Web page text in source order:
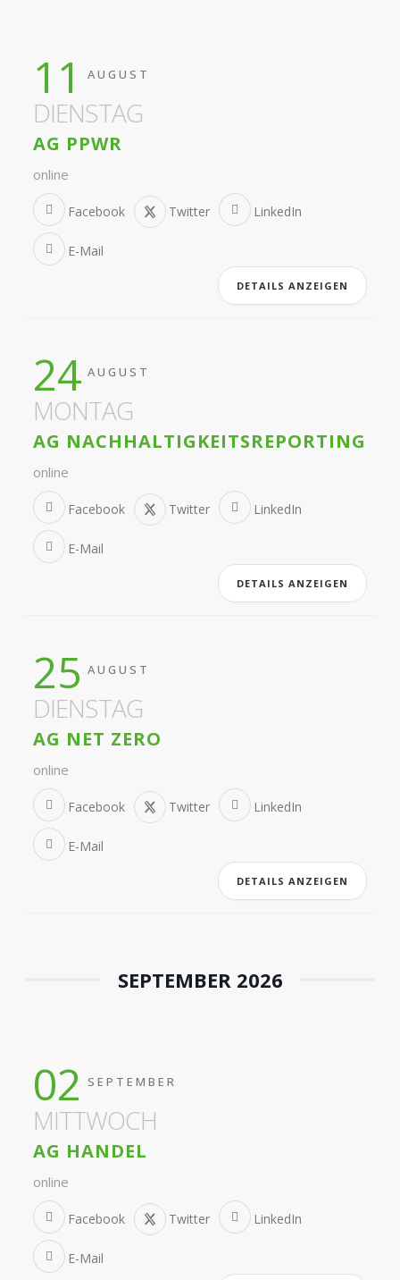
11 AUGUST
DIENSTAG
AG PPWR
online
Facebook Twitter LinkedIn
E-Mail
DETAILS ANZEIGEN
24 AUGUST
MONTAG
AG NACHHALTIGKEITSREPORTING
online
Facebook Twitter LinkedIn
E-Mail
DETAILS ANZEIGEN
25 AUGUST
DIENSTAG
AG NET ZERO
online
Facebook Twitter LinkedIn
E-Mail
DETAILS ANZEIGEN
SEPTEMBER 2026
02 SEPTEMBER
MITTWOCH
AG HANDEL
online
Facebook Twitter LinkedIn
E-Mail